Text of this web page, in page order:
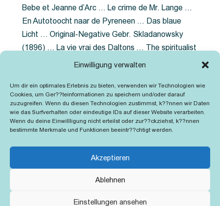
Einwilligung verwalten
Um dir ein optimales Erlebnis zu bieten, verwenden wir Technologien wie
Cookies, um Ger??teinformationen zu speichern und/oder darauf
zuzugreifen. Wenn du diesen Technologien zustimmst, k??nnen wir Daten
wie das Surfverhalten oder eindeutige IDs auf dieser Website verarbeiten.
Wenn du deine Einwillligung nicht erteilst oder zur??ckziehst, k??nnen
bestimmte Merkmale und Funktionen beeintr??chtigt werden.
Akzeptieren
Ablehnen
Einstellungen ansehen
Bebe et Jeanne d’Arc … Le crime de Mr. Lange …
En Autotoocht naar de Pyreneen … Das blaue
Licht … Original-Negative Gebr. Skladanowsky
(1896) … La vie vrai des Daltons … The spiritualist
photographer … Feuer im Fjord … The Song of the
Grubenlampe … Tolstoy … Grün ist die Heide …
Lady Hamilton … Mütter verzaget nicht …
Ruttmann Werbefilme